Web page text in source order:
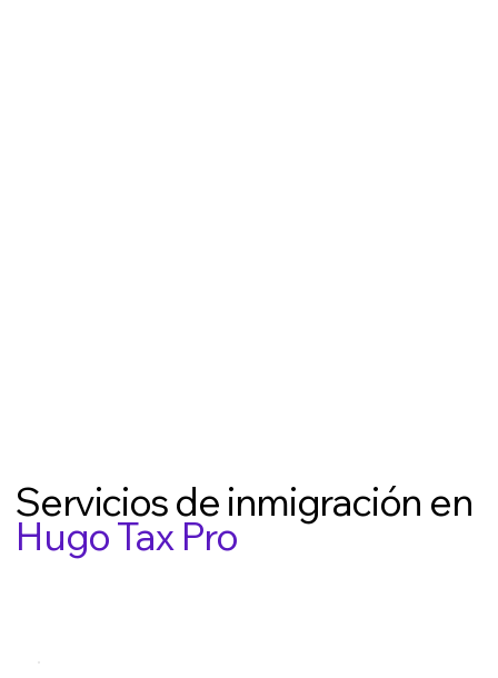
Servicios de inmigración en
Hugo Tax Pro